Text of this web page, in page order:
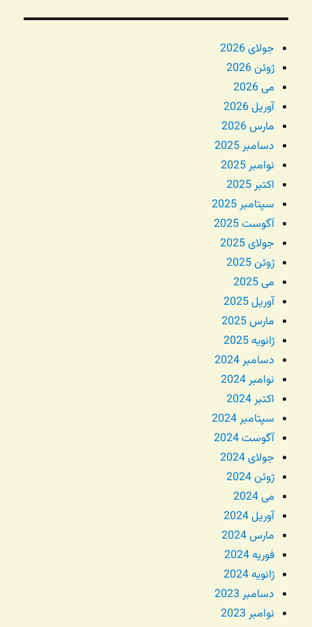
جولای 2026
ژوئن 2026
می 2026
آوریل 2026
مارس 2026
دسامبر 2025
نوامبر 2025
اکتبر 2025
سپتامبر 2025
آگوست 2025
جولای 2025
ژوئن 2025
می 2025
آوریل 2025
مارس 2025
ژانویه 2025
دسامبر 2024
نوامبر 2024
اکتبر 2024
سپتامبر 2024
آگوست 2024
جولای 2024
ژوئن 2024
می 2024
آوریل 2024
مارس 2024
فوریه 2024
ژانویه 2024
دسامبر 2023
نوامبر 2023